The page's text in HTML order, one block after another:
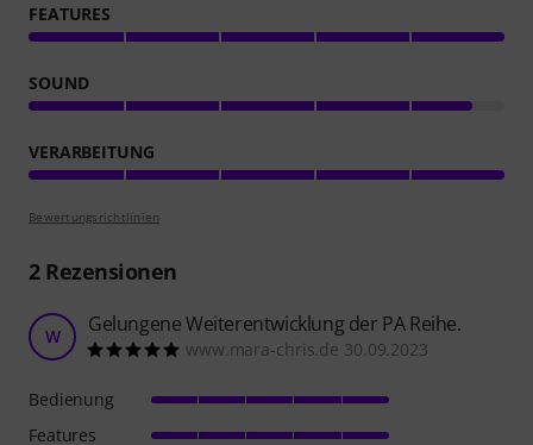
FEATURES
SOUND
VERARBEITUNG
Bewertungsrichtlinien
2Rezensionen
W Gelungene Weiterentwicklung der PA Reihe.
www.mara-chris.de 30.09.2023
Bedienung
Features